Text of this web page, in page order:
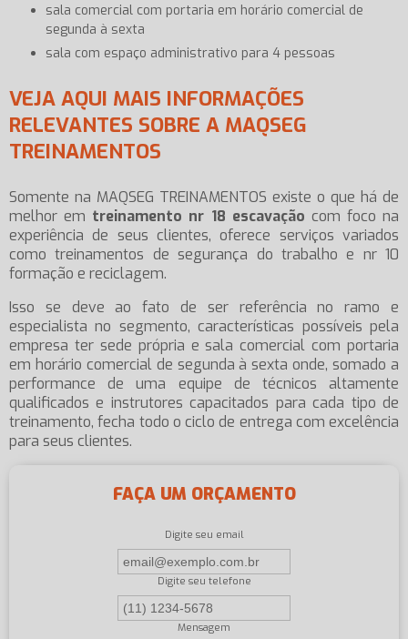
sala comercial com portaria em horário comercial de
segunda à sexta
sala com espaço administrativo para 4 pessoas
VEJA AQUI MAIS INFORMAÇÕES
RELEVANTES SOBRE A MAQSEG
TREINAMENTOS
Somente na MAQSEG TREINAMENTOS existe o que há de
melhor em treinamento nr 18 escavação com foco na
experiência de seus clientes, oferece serviços variados
como treinamentos de segurança do trabalho e nr 10
formação e reciclagem.
Isso se deve ao fato de ser referência no ramo e
especialista no segmento, características possíveis pela
empresa ter sede própria e sala comercial com portaria
em horário comercial de segunda à sexta onde, somado a
performance de uma equipe de técnicos altamente
qualificados e instrutores capacitados para cada tipo de
treinamento, fecha todo o ciclo de entrega com excelência
para seus clientes.
FAÇA UM ORÇAMENTO
Digite seu email
Digite seu telefone
Mensagem